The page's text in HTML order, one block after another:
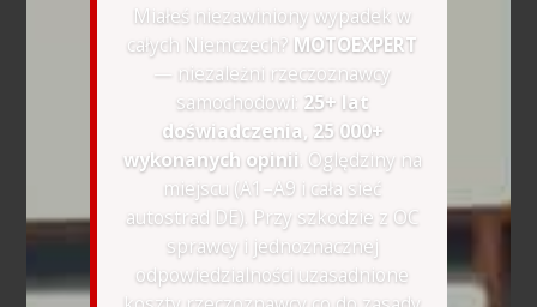
Miałeś niezawiniony wypadek w
całych Niemczech? MOTOEXPERT
— niezależni rzeczoznawcy
samochodowi: 25+ lat
doświadczenia, 25 000+
wykonanych opinii . Oględziny na
miejscu (A1–A9 i cała sieć
autostrad DE). Przy szkodzie z OC
sprawcy i jednoznacznej
odpowiedzialności uzasadnione